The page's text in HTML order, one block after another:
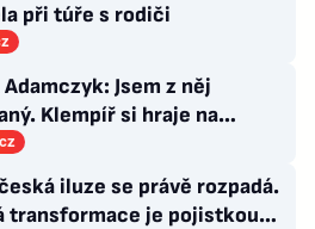
při túře s rodiči
Jsem z něj
Klempíř si hraje na
Nestačí se tak tvářit, musí
iluze se právě rozpadá.
transformace je pojistkou